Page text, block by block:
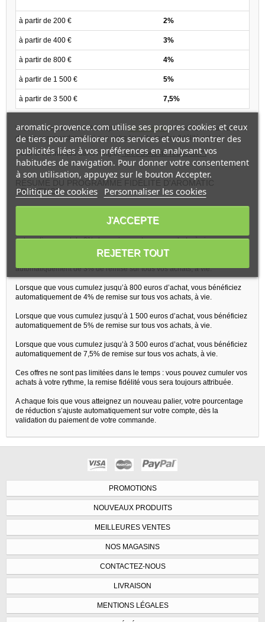
à partir de 200 € 2%
à partir de 400 € 3%
à partir de 800 € 4%
à partir de 1 500 € 5%
à partir de 3 500 € 7,5%
Vous trouverez dans votre espace "Mon compte" le montant total cumulé
de vos commandes ainsi que votre taux de remise fidélité actuel.
Celui ci est indiqué dans l'onglet"Mes bons de réduction".
RÉSUMÉ DU PROGRAMME FIDÉLITÉ D'AROMATIC
PROVENCE :
automatiquement de 2% de remise sur tous vos achats, à vie.
Lorsque que vous cumulez jusqu’à 400 euros d’achat, vous bénéficiez
automatiquement de 3% de remise sur tous vos achats, à vie.
Lorsque que vous cumulez jusqu’à 800 euros d’achat, vous bénéficiez
automatiquement de 4% de remise sur tous vos achats, à vie.
Lorsque que vous cumulez jusqu’à 1 500 euros d’achat, vous bénéficiez
automatiquement de 5% de remise sur tous vos achats, à vie.
Lorsque que vous cumulez jusqu’à 3 500 euros d’achat, vous bénéficiez
automatiquement de 7,5% de remise sur tous vos achats, à vie.
Ces offres ne sont pas limitées dans le temps : vous pouvez cumuler vos
achats à votre rythme, la remise fidélité vous sera toujours attribuée.
A chaque fois que vous atteignez un nouveau palier, votre pourcentage
de réduction s’ajuste automatiquement sur votre compte, dès la
validation du paiement de votre commande.
PROMOTIONS
NOUVEAUX PRODUITS
MEILLEURES VENTES
NOS MAGASINS
CONTACTEZ-NOUS
LIVRAISON
MENTIONS LÉGALES
aromatic-provence.com utilise ses propres cookies et ceux
de tiers pour améliorer nos services et vous montrer des
publicités liées à vos préférences en analysant vos
habitudes de navigation. Pour donner votre consentement
à son utilisation, appuyez sur le bouton Accepter.
Politique de cookies Personnaliser les cookies
REJETER TOUT
J'ACCEPTE